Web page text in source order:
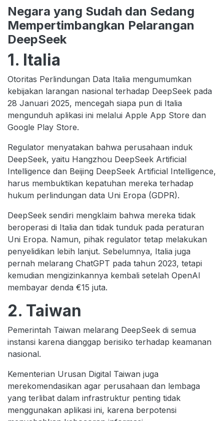
Negara yang Sudah dan Sedang
Mempertimbangkan Pelarangan
DeepSeek
1. Italia
Otoritas Perlindungan Data Italia mengumumkan
kebijakan larangan nasional terhadap DeepSeek pada
28 Januari 2025, mencegah siapa pun di Italia
mengunduh aplikasi ini melalui Apple App Store dan
Google Play Store.
Regulator menyatakan bahwa perusahaan induk
DeepSeek, yaitu Hangzhou DeepSeek Artificial
Intelligence dan Beijing DeepSeek Artificial Intelligence,
harus membuktikan kepatuhan mereka terhadap
hukum perlindungan data Uni Eropa (GDPR).
DeepSeek sendiri mengklaim bahwa mereka tidak
beroperasi di Italia dan tidak tunduk pada peraturan
Uni Eropa. Namun, pihak regulator tetap melakukan
penyelidikan lebih lanjut. Sebelumnya, Italia juga
pernah melarang ChatGPT pada tahun 2023, tetapi
kemudian mengizinkannya kembali setelah OpenAI
membayar denda €15 juta.
2. Taiwan
Pemerintah Taiwan melarang DeepSeek di semua
instansi karena dianggap berisiko terhadap keamanan
nasional.
Kementerian Urusan Digital Taiwan juga
merekomendasikan agar perusahaan dan lembaga
yang terlibat dalam infrastruktur penting tidak
menggunakan aplikasi ini, karena berpotensi